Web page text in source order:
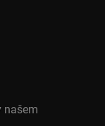
našem